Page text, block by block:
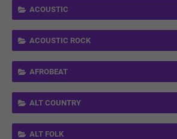
ACOUSTIC
ACOUSTIC ROCK
AFROBEAT
ALT COUNTRY
ALT FOLK